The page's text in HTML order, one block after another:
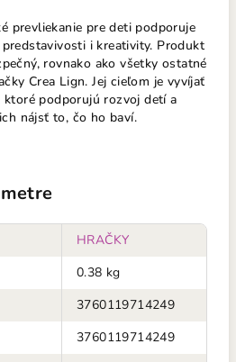
prevliekanie pre deti podporuje
i kreativity. Produkt
rovnako ako všetky ostatné
Crea Lign. Jej cieľom je vyvíjať
ktoré podporujú rozvoj detí a
nájsť to, čo ho baví.
HRAČKY
0.38 kg
3760119714249
3760119714249